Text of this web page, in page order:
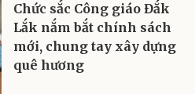
Chức sắc Công giáo Đắk
Lắk nắm bắt chính sách
mới, chung tay xây dựng
quê hương